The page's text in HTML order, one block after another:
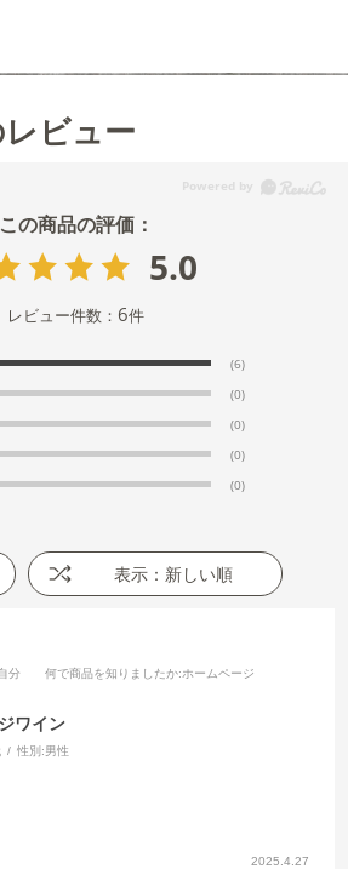
ビュー
5.0
レビュー件数： 6件
(6)
(0)
(0)
(0)
(0)
表示：新しい順
2025.4.27
分 何で商品を知りましたか:ホームページ
ワイン
性別:男性